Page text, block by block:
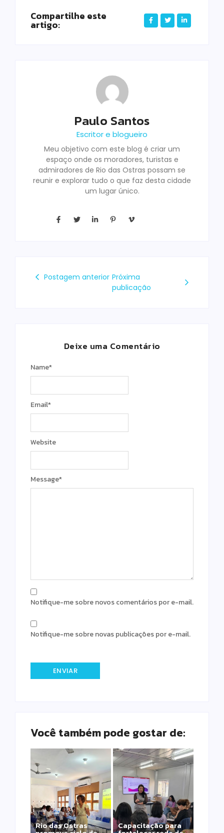
Compartilhe este
artigo:
Paulo Santos
Escritor e blogueiro
Meu objetivo com este blog é criar um
espaço onde os moradores, turistas e
admiradores de Rio das Ostras possam se
reunir e explorar tudo o que faz desta cidade
um lugar único.
Postagem anterior Próxima
publicação
Deixe uma Comentário
Message*
Name*
Email*
Website
Notifique-me sobre novos comentários por e-mail.
Notifique-me sobre novas publicações por e-mail.
Você também pode gostar de:
Rio das Ostras Capacitação para